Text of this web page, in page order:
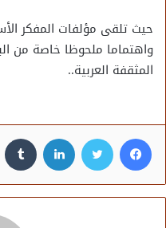
حيث تلقى مؤلفات المفكر
واهتماما ملحوظا خاصة من
المثقفة العربية..
فيسبوك تويتر لينكدإن